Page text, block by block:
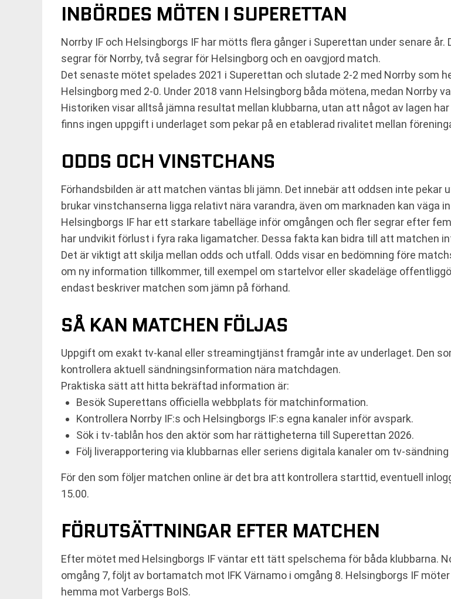
INBÖRDES MÖTEN I SUPERETTAN
Norrby IF och Helsingborgs IF har mötts flera gånger i Superettan under senare
segrar för Norrby, två segrar för Helsingborg och en oavgjord match.
Det senaste mötet spelades 2021 i Superettan och slutade 2-2 med Norrby som
Helsingborg med 2-0. Under 2018 vann Helsingborg båda mötena, medan Norrby
Historiken visar alltså jämna resultat mellan klubbarna, utan att något av lagen
finns ingen uppgift i underlaget som pekar på en etablerad rivalitet mellan
ODDS OCH VINSTCHANS
Förhandsbilden är att matchen väntas bli jämn. Det innebär att oddsen inte
brukar vinstchanserna ligga relativt nära varandra, även om marknaden kan väga
Helsingborgs IF har ett starkare tabelläge inför omgången och fler segrar efter
har undvikit förlust i fyra raka ligamatcher. Dessa fakta kan bidra till att matchen
Det är viktigt att skilja mellan odds och utfall. Odds visar en bedömning före
om ny information tillkommer, till exempel om startelvor eller skadeläge
endast beskriver matchen som jämn på förhand.
SÅ KAN MATCHEN FÖLJAS
Uppgift om exakt tv-kanal eller streamingtjänst framgår inte av underlaget. Den
kontrollera aktuell sändningsinformation nära matchdagen.
Praktiska sätt att hitta bekräftad information är:
Besök Superettans officiella webbplats för matchinformation.
Kontrollera Norrby IF:s och Helsingborgs IF:s egna kanaler inför avspark.
Sök i tv-tablån hos den aktör som har rättigheterna till Superettan 2026.
Följ liverapportering via klubbarnas eller seriens digitala kanaler om tv-
För den som följer matchen online är det bra att kontrollera starttid, eventuell
15.00.
FÖRUTSÄTTNINGAR EFTER MATCHEN
Efter mötet med Helsingborgs IF väntar ett tätt spelschema för båda klubbarna.
omgång 7, följt av bortamatch mot IFK Värnamo i omgång 8. Helsingborgs IF
hemma mot Varbergs BoIS.